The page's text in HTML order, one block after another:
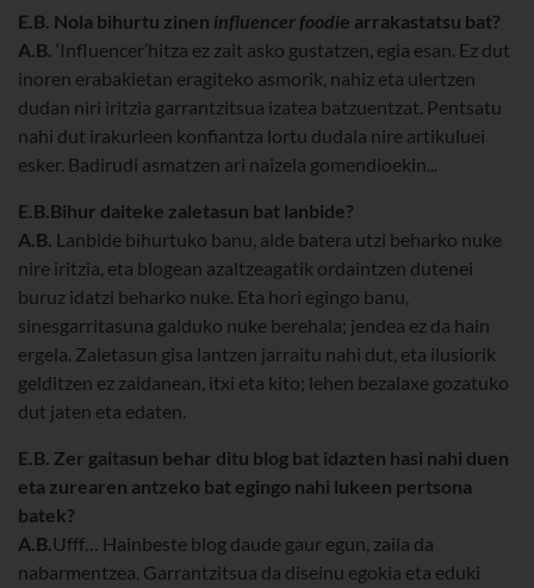
E.B. Nola bihurtu zinen influencer foodie arrakastatsu bat?
A.B. ‘Influencer’hitza ez zait asko gustatzen, egia esan. Ez dut
inoren erabakietan eragiteko asmorik, nahiz eta ulertzen
dudan niri iritzia garrantzitsua izatea batzuentzat. Pentsatu
nahi dut irakurleen konfiantza lortu dudala nire artikuluei
esker. Badirudi asmatzen ari naizela gomendioekin...
E.B.Bihur daiteke zaletasun bat lanbide?
A.B. Lanbide bihurtuko banu, alde batera utzi beharko nuke
nire iritzia, eta blogean azaltzeagatik ordaintzen dutenei
buruz idatzi beharko nuke. Eta hori egingo banu,
sinesgarritasuna galduko nuke berehala; jendea ez da hain
ergela. Zaletasun gisa lantzen jarraitu nahi dut, eta ilusiorik
gelditzen ez zaidanean, itxi eta kito; lehen bezalaxe gozatuko
dut jaten eta edaten.
E.B. Zer gaitasun behar ditu blog bat idazten hasi nahi duen
eta zurearen antzeko bat egingo nahi lukeen pertsona
batek?
A.B.Ufff… Hainbeste blog daude gaur egun, zaila da
nabarmentzea. Garrantzitsua da diseinu egokia eta eduki